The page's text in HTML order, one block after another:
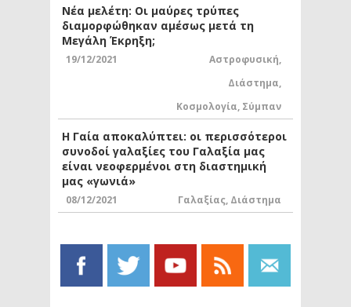
Νέα μελέτη: Οι μαύρες τρύπες
διαμορφώθηκαν αμέσως μετά τη
Μεγάλη Έκρηξη;
19/12/2021 Αστροφυσική,
Διάστημα,
Κοσμολογία, Σύμπαν
Η Γαία αποκαλύπτει: οι περισσότεροι
συνοδοί γαλαξίες του Γαλαξία μας
είναι νεοφερμένοι στη διαστημική
μας «γωνιά»
08/12/2021 Γαλαξίας, Διάστημα